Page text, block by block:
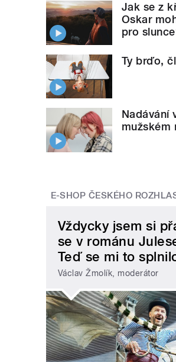
Jak se z
Oskar
pro
Ty brďo,
Nadávání
mužském
E-SHOP ČESKÉHO
Vždycky jsem si
se v románu
Teď se mi to
Václav Žmolík, moderátor